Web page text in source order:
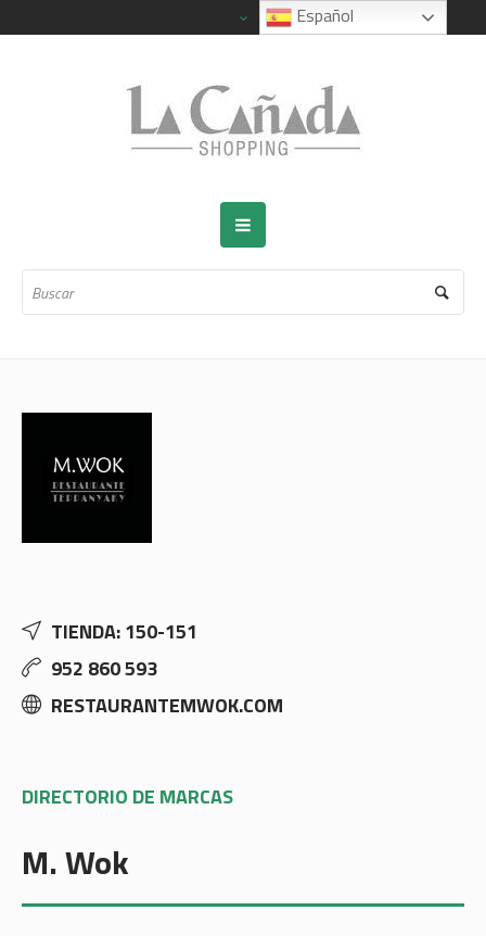
TIENDA: 150-151
952 860 593
RESTAURANTEMWOK.COM
DIRECTORIO DE MARCAS
M. Wok
Español